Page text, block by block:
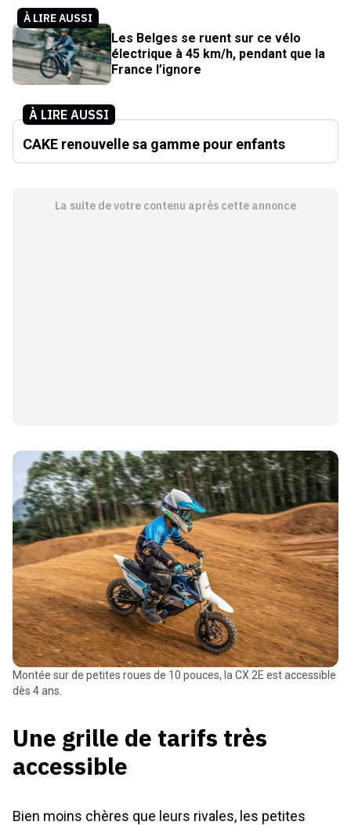
À LIRE AUSSI
Les Belges se ruent sur ce vélo
électrique à 45 km/h, pendant que la
France l’ignore
À LIRE AUSSI
CAKE renouvelle sa gamme pour enfants
La suite de votre contenu après cette annonce
Montée sur de petites roues de 10 pouces, la CX 2E est accessible
dès 4 ans.
Une grille de tarifs très
accessible
Bien moins chères que leurs rivales, les petites